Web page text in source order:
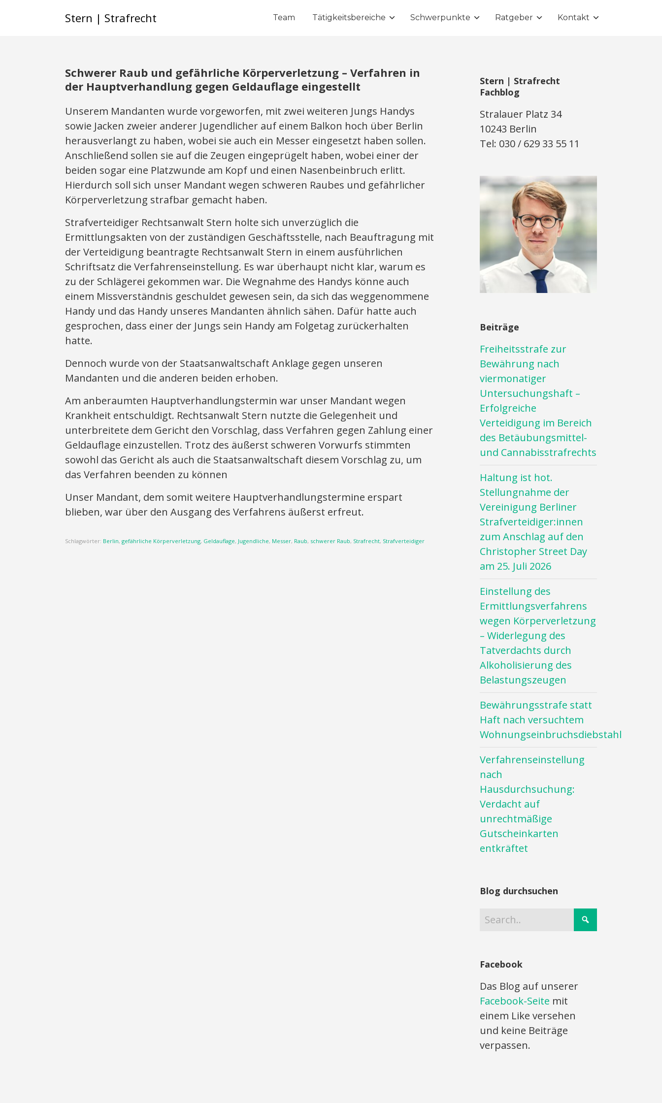
Stern | Strafrecht Team Tätigkeitsbereiche Schwerpunkte Ratgeber Kontakt
Schwerer Raub und gefährliche Körperverletzung – Verfahren in
der Hauptverhandlung gegen Geldauflage eingestellt
Unserem Mandanten wurde vorgeworfen, mit zwei weiteren Jungs Handys
sowie Jacken zweier anderer Jugendlicher auf einem Balkon hoch über Berlin
herausverlangt zu haben, wobei sie auch ein Messer eingesetzt haben sollen.
Anschließend sollen sie auf die Zeugen eingeprügelt haben, wobei einer der
beiden sogar eine Platzwunde am Kopf und einen Nasenbeinbruch erlitt.
Hierdurch soll sich unser Mandant wegen schweren Raubes und gefährlicher
Körperverletzung strafbar gemacht haben.
Strafverteidiger Rechtsanwalt Stern holte sich unverzüglich die
Ermittlungsakten von der zuständigen Geschäftsstelle, nach Beauftragung mit
der Verteidigung beantragte Rechtsanwalt Stern in einem ausführlichen
Schriftsatz die Verfahrenseinstellung. Es war überhaupt nicht klar, warum es
zu der Schlägerei gekommen war. Die Wegnahme des Handys könne auch
einem Missverständnis geschuldet gewesen sein, da sich das weggenommene
Handy und das Handy unseres Mandanten ähnlich sähen. Dafür hatte auch
gesprochen, dass einer der Jungs sein Handy am Folgetag zurückerhalten
hatte.
Dennoch wurde von der Staatsanwaltschaft Anklage gegen unseren
Mandanten und die anderen beiden erhoben.
Am anberaumten Hauptverhandlungstermin war unser Mandant wegen
Krankheit entschuldigt. Rechtsanwalt Stern nutzte die Gelegenheit und
unterbreitete dem Gericht den Vorschlag, dass Verfahren gegen Zahlung einer
Geldauflage einzustellen. Trotz des äußerst schweren Vorwurfs stimmten
sowohl das Gericht als auch die Staatsanwaltschaft diesem Vorschlag zu, um
das Verfahren beenden zu können
Unser Mandant, dem somit weitere Hauptverhandlungstermine erspart
blieben, war über den Ausgang des Verfahrens äußerst erfreut.
Schlagwörter: Berlin, gefährliche Körperverletzung, Geldauflage, Jugendliche, Messer, Raub, schwerer Raub, Strafrecht, Strafverteidiger
Stern | Strafrecht
Fachblog
Stralauer Platz 34
10243 Berlin
Tel: 030 / 629 33 55 11
Beiträge
Freiheitsstrafe zur
Bewährung nach
viermonatiger
Untersuchungshaft –
Erfolgreiche
Verteidigung im Bereich
des Betäubungsmittel-
und Cannabisstrafrechts
Haltung ist hot.
Stellungnahme der
Vereinigung Berliner
Strafverteidiger:innen
zum Anschlag auf den
Christopher Street Day
am 25. Juli 2026
Einstellung des
Ermittlungsverfahrens
wegen Körperverletzung
– Widerlegung des
Tatverdachts durch
Alkoholisierung des
Belastungszeugen
Bewährungsstrafe statt
Haft nach versuchtem
Wohnungseinbruchsdiebstahl
Verfahrenseinstellung
nach
Hausdurchsuchung:
Verdacht auf
unrechtmäßige
Gutscheinkarten
entkräftet
Blog durchsuchen
Facebook
Das Blog auf unserer
Facebook-Seite mit
einem Like versehen
und keine Beiträge
verpassen.